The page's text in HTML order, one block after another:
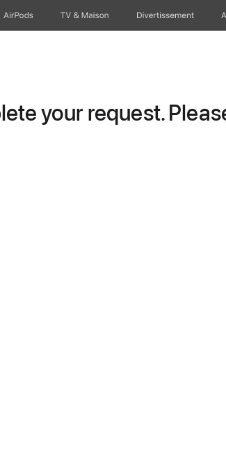
AirPods TV & Maison Divertissements
your request.